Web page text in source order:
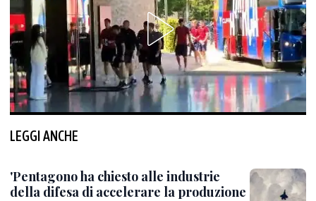
LEGGI ANCHE
'Pentagono ha chiesto alle industrie
della difesa di accelerare la produzione